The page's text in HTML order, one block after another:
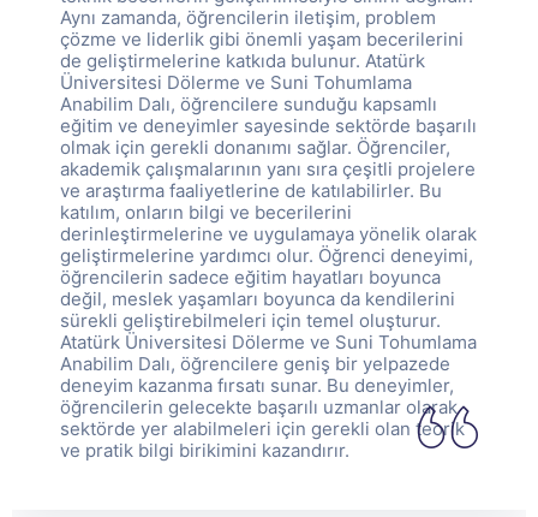
Aynı zamanda, öğrencilerin iletişim, problem
çözme ve liderlik gibi önemli yaşam becerilerini
de geliştirmelerine katkıda bulunur. Atatürk
Üniversitesi Dölerme ve Suni Tohumlama
Anabilim Dalı, öğrencilere sunduğu kapsamlı
eğitim ve deneyimler sayesinde sektörde başarılı
olmak için gerekli donanımı sağlar. Öğrenciler,
akademik çalışmalarının yanı sıra çeşitli projelere
ve araştırma faaliyetlerine de katılabilirler. Bu
katılım, onların bilgi ve becerilerini
derinleştirmelerine ve uygulamaya yönelik olarak
geliştirmelerine yardımcı olur. Öğrenci deneyimi,
öğrencilerin sadece eğitim hayatları boyunca
değil, meslek yaşamları boyunca da kendilerini
sürekli geliştirebilmeleri için temel oluşturur.
Atatürk Üniversitesi Dölerme ve Suni Tohumlama
Anabilim Dalı, öğrencilere geniş bir yelpazede
deneyim kazanma fırsatı sunar. Bu deneyimler,
öğrencilerin gelecekte başarılı uzmanlar olarak
sektörde yer alabilmeleri için gerekli olan teorik
ve pratik bilgi birikimini kazandırır.